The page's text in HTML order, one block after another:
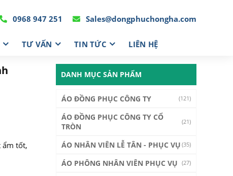
0968 947 251 Sales@dongphuchongha.com
TƯ VẤN TIN TỨC LIÊN HỆ
ẩm tốt,
DANH MỤC SẢN PHẨM
ÁO ĐỒNG PHỤC CÔNG TY (121)
ÁO ĐỒNG PHỤC CÔNG TY CỔ
TRÒN
(21)
ÁO NHÂN VIÊN LỄ TÂN - PHỤC VỤ (35)
ÁO PHÔNG NHÂN VIÊN PHỤC VỤ (27)